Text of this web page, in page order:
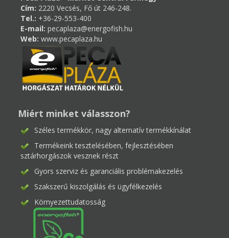
Cím: 2220 Vecsés, Fő út 246-248.
Tel.: +36-29-553-400
E-mail: pecaplaza@energofish.hu
Web: www.pecaplaza.hu
Miért minket válasszon?
Széles termékkör, nagy alternatív termékkínálat
Termékeink tesztelésében, fejlesztésében
sztárhorgászok vesznek részt
Gyors szerviz és garanciális problémakezelés
Szakszerű kiszolgálás és ügyfélkezelés
Környezettudatosság